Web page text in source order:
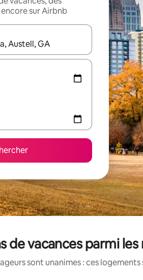
sur Airbnb
utilisez les flèches vers le haut et
de vacances parmi
sont unanimes : ces